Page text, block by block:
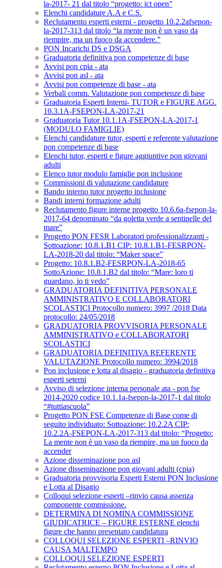
la-2017- 21 dal titolo “progetto: ict open”
Elenchi candidature A.A e C.S.
Reclutamento esperti esterni - progetto 10.2.2afsepon-
la-2017-313 dal titolo “la mente non è un vaso da
riempire, ma un fuoco da accendere.”
PON Incarichi DS e DSGA
Graduatoria definitiva pon competenze di base
Avvisi pon cpia - ata
Avvisi pon asl - ata
Avvisi pon competenze di base - ata
Verbali comm. Valutazione pon competenze di base
Graduatoria Esperti Interni- TUTOR e FIGURE AGG.
10.3.1A-FSEPON-LA-2017-21
Graduatoria Tutor 10.1.1A-FSEPON-LA-2017-1
(MODULO FAMIGLIE)
Elenchi candidature tutor, esperti e referente valutazione
pon competenze di base
Elenchi tutor, esperti e figure aggiuntive pon giovani
adulti
Elenco tutor modulo famiglie pon inclusione
Commissioni di valutazione candidature
Bando interno tutor progetto inclusione
Bandi interni formazione adulti
Reclutamento figure interne progetto 10.6.6a-fsepon-la-
2017-64 denominato “da goletta verde a sentinelle del
mare”
Progetto PON FESR Laboratori professionalizzanti -
Sottoazione: 10.8.1.B1 CIP: 10.8.1.B1-FESRPON-
LA-2018-20 dal titolo: “Maker space”
Progetto: 10.8.1.B2-FESRPON-LA-2018-65
SottoAzione: 10.8.1.B2 dal titolo: “Mare: loro ti
guardano, io ti vedo”
GRADUATORIA DEFINITIVA PERSONALE
AMMINISTRATIVO E COLLABORATORI
SCOLASTICI Protocollo numero: 3997 /2018 Data
protocollo: 24/05/2018
GRADUATORIA PROVVISORIA PERSONALE
AMMINISTRATIVO e COLLABORATORI
SCOLASTICI
GRADUATORIA DEFINITIVA REFERENTE
VALUTAZIONE Protocollo numero: 3994/2018
Pon inclusione e lotta al disagio - graduatoria definitiva
esperti seterni
Avviso di selezione interna personale ata - pon fse
2014-2020 codice 10.1.1a-fsepon-la-2017-1 dal titolo
“#tuttiascuola”
Progetto PON FSE Competenze di Base come di
seguito individuato: Sottoazione: 10.2.2A CIP:
10.2.2A-FSEPON-LA-2017-313 dal titolo: “Progetto:
La mente non è un vaso da riempire, ma un fuoco da
accender
Azione disseminazione pon asl
Azione disseminazione pon giovani adulti (cpia)
Graduatoria provvisoria Esperti Esterni PON Inclusione
e Lotta al Disagio
Colloqui selezione esperti –rinvio causa assenza
componente commissione.
DETERMINA DI NOMINA COMMISSIONE
GIUDICATRICE – FIGURE ESTERNE elenchi
figure che hanno presentato candidatura
COLLOQUI SELEZIONE ESPERTI –RINVIO
CAUSA MALTEMPO
COLLOQUI SELEZIONE ESPERTI